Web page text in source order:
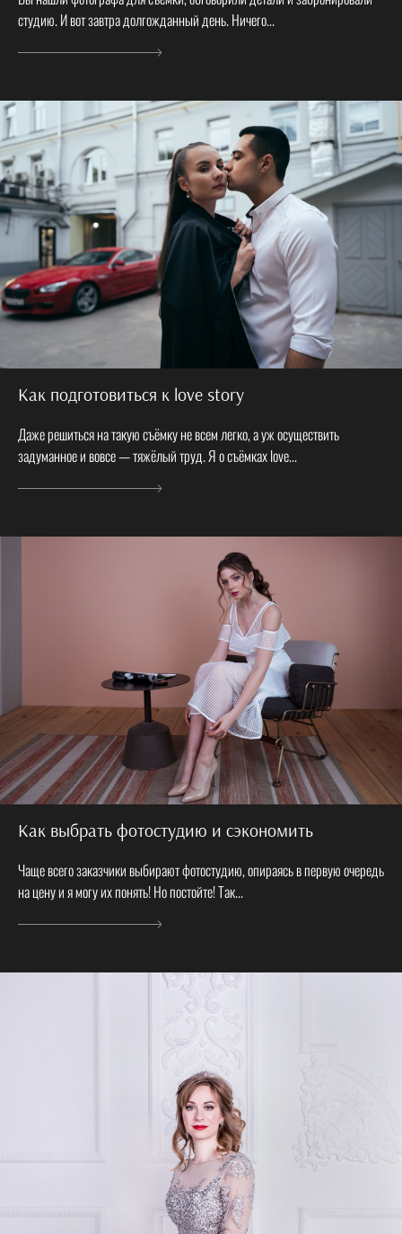
студию. И вот завтра долгожданный день. Ничего...
Как подготовиться к love story
Даже решиться на такую съёмку не всем легко, а уж осуществить
задуманное и вовсе — тяжёлый труд. Я о съёмках love...
Как выбрать фотостудию и сэкономить
Чаще всего заказчики выбирают фотостудию, опираясь в первую очередь
на цену и я могу их понять! Но постойте! Так...